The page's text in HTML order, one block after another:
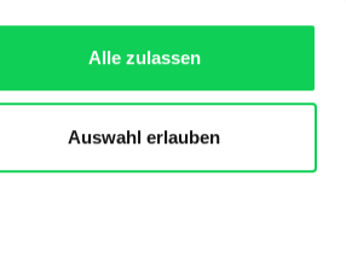
Alle zulassen
Auswahl erlauben
Wegbeschreibung